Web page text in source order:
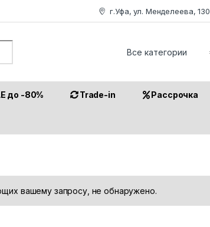
г.Уфа, ул. Менделеева, 130
до -80% Trade-in Рассрочка
вашему запросу, не обнаружено.